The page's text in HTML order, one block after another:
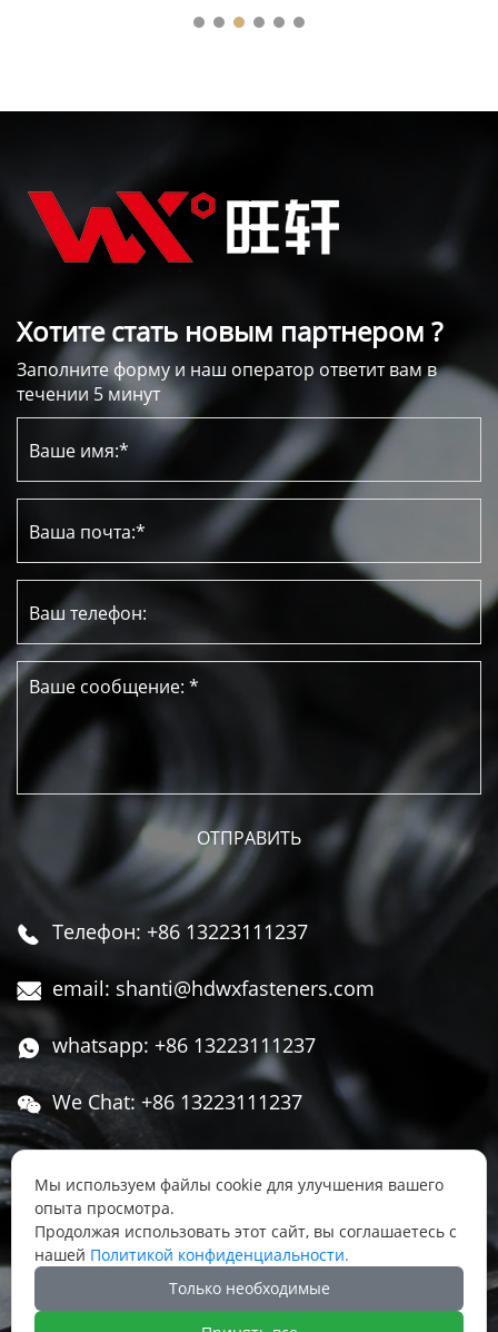
Хотите стать новым партнером ?
Заполните форму и наш оператор ответит вам в
течении 5 минут
 Телефон: +86 13223111237
 email: shanti@hdwxfasteners.com
 whatsapp: +86 13223111237
 We Chat: +86 13223111237
Адрес: Северная часть Западной улицы,
Чжоуцунь, поселок Сису, район Юннянь,
город Ханьдань, провинция Хэбэй, Китай
 
Мы используем файлы cookie для улучшения вашего
опыта просмотра.
Продолжая использовать этот сайт, вы соглашаетесь с
нашей Политикой конфиденциальности.
Только необходимые